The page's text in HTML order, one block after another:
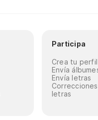
Participa
Crea tu perfil
Envía
Envía letras
letras